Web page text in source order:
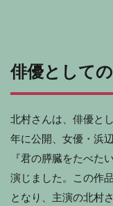
俳優として
北村さんは、俳優と
年に公開、女優・浜
『君の膵臓をたべた
演じました。この作
となり、主演の北村